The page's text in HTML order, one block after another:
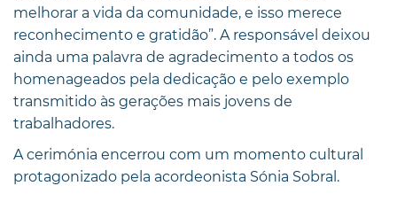
melhorar a vida da comunidade, e isso merece
reconhecimento e gratidão”. A responsável deixou
ainda uma palavra de agradecimento a todos os
homenageados pela dedicação e pelo exemplo
transmitido às gerações mais jovens de
trabalhadores.
A cerimónia encerrou com um momento cultural
protagonizado pela acordeonista Sónia Sobral.